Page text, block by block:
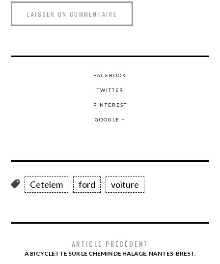
FACEBOOK
TWITTER
PINTEREST
GOOGLE +
Cetelem ford voiture
ARTICLE PRÉCÉDENT
À BICYCLETTE SUR LE CHEMIN DE HALAGE. NANTES-BREST.